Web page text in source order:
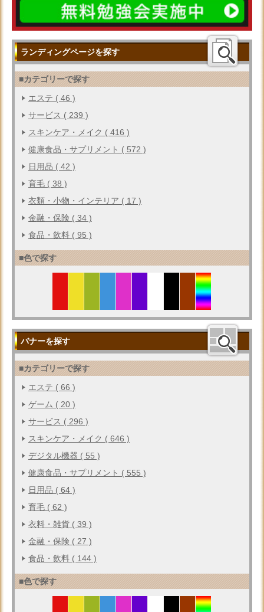
ランディングページを探す
■カテゴリーで探す
エステ ( 46 )
サービス ( 239 )
スキンケア・メイク ( 416 )
健康食品・サプリメント ( 572 )
日用品 ( 42 )
育毛 ( 38 )
衣類・小物・インテリア ( 17 )
金融・保険 ( 34 )
食品・飲料 ( 95 )
■色で探す
バナーを探す
■カテゴリーで探す
エステ ( 66 )
ゲーム ( 20 )
サービス ( 296 )
スキンケア・メイク ( 646 )
デジタル機器 ( 55 )
健康食品・サプリメント ( 555 )
日用品 ( 64 )
育毛 ( 62 )
衣料・雑貨 ( 39 )
金融・保険 ( 27 )
食品・飲料 ( 144 )
■色で探す